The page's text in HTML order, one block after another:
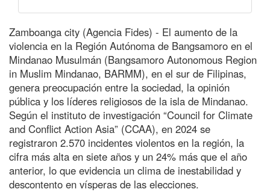
Zamboanga city (Agencia Fides) - El aumento de la
violencia en la Región Autónoma de Bangsamoro en el
Mindanao Musulmán (Bangsamoro Autonomous Region
in Muslim Mindanao, BARMM), en el sur de Filipinas,
genera preocupación entre la sociedad, la opinión
pública y los líderes religiosos de la isla de Mindanao.
Según el instituto de investigación “Council for Climate
and Conflict Action Asia” (CCAA), en 2024 se
registraron 2.570 incidentes violentos en la región, la
cifra más alta en siete años y un 24% más que el año
anterior, lo que evidencia un clima de inestabilidad y
descontento en vísperas de las elecciones.